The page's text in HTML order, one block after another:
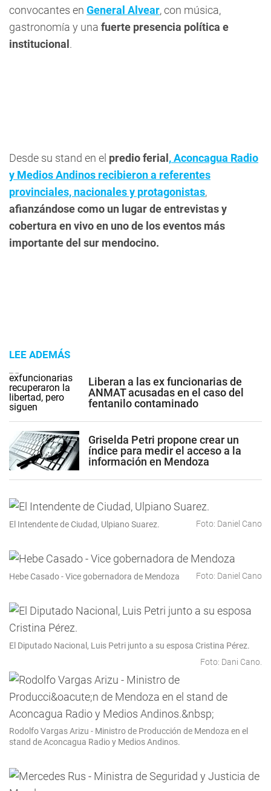
convocantes en General Alvear, con música,
gastronomía y una fuerte presencia política e
institucional .
Desde su stand en el predio ferial ,Aconcagua Radio
y Medios Andinos recibieron a referentes
provinciales, nacionales y protagonistas,
afianzándose como un lugar de entrevistas y
cobertura en vivo en uno de los eventos más
importante del sur mendocino.
LEE ADEMÁS
Liberan a las ex funcionarias de
ANMAT acusadas en el caso del
fentanilo contaminado
Griselda Petri propone crear un
índice para medir el acceso a la
información en Mendoza
El Intendente de Ciudad, Ulpiano Suarez. Foto: Daniel Cano
Hebe Casado - Vice gobernadora de Mendoza Foto: Daniel Cano
El Diputado Nacional, Luis Petri junto a su esposa Cristina Pérez.
Foto: Dani Cano.
Rodolfo Vargas Arizu - Ministro de Producción de Mendoza en el
stand de Aconcagua Radio y Medios Andinos.